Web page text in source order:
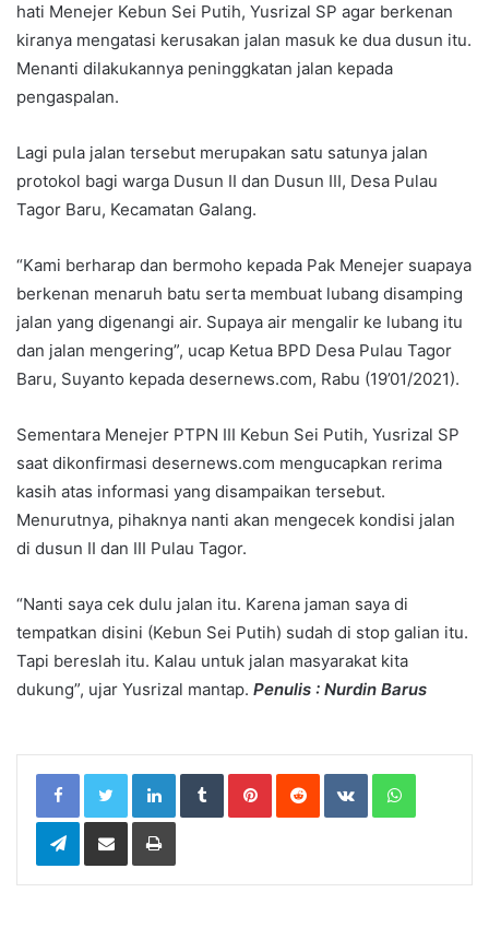
hati Menejer Kebun Sei Putih, Yusrizal SP agar berkenan
kiranya mengatasi kerusakan jalan masuk ke dua dusun itu.
Menanti dilakukannya peninggkatan jalan kepada
pengaspalan.
Lagi pula jalan tersebut merupakan satu satunya jalan
protokol bagi warga Dusun II dan Dusun III, Desa Pulau
Tagor Baru, Kecamatan Galang.
“Kami berharap dan bermoho kepada Pak Menejer suapaya
berkenan menaruh batu serta membuat lubang disamping
jalan yang digenangi air. Supaya air mengalir ke lubang itu
dan jalan mengering”, ucap Ketua BPD Desa Pulau Tagor
Baru, Suyanto kepada desernews.com, Rabu (19’01/2021).
Sementara Menejer PTPN III Kebun Sei Putih, Yusrizal SP
saat dikonfirmasi desernews.com mengucapkan rerima
kasih atas informasi yang disampaikan tersebut.
Menurutnya, pihaknya nanti akan mengecek kondisi jalan
di dusun II dan III Pulau Tagor.
“Nanti saya cek dulu jalan itu. Karena jaman saya di
tempatkan disini (Kebun Sei Putih) sudah di stop galian itu.
Tapi bereslah itu. Kalau untuk jalan masyarakat kita
dukung”, ujar Yusrizal mantap. Penulis : Nurdin Barus
LinkedIn Tumblr Pinterest Reddit VKontakte
Telegram Print